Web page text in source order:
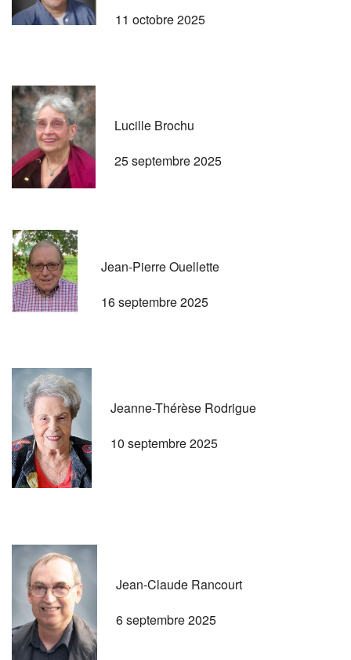
11 octobre 2025
Lucille Brochu
25 septembre 2025
Jean-Pierre Ouellette
16 septembre 2025
Jeanne-Thérèse Rodrigue
10 septembre 2025
Jean-Claude Rancourt
6 septembre 2025